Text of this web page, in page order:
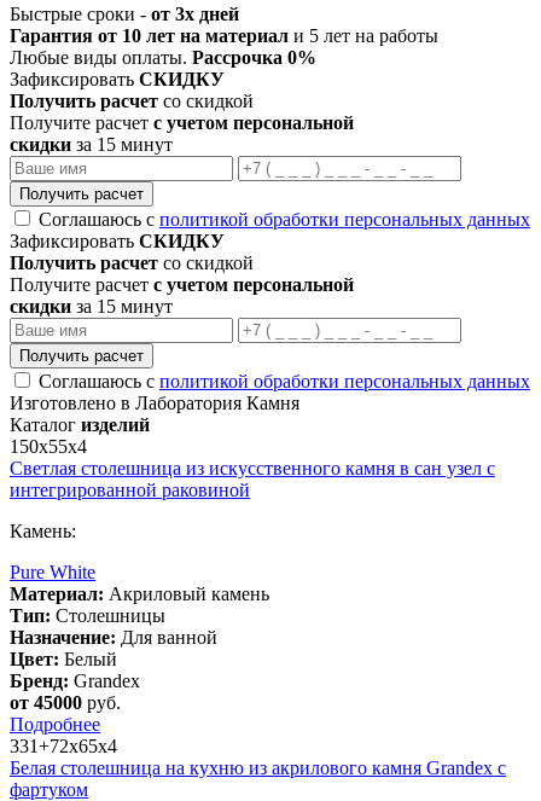
Быстрые сроки - от 3х дней
Гарантия от 10 лет на материал и 5 лет на работы
Любые виды оплаты. Рассрочка 0%
Зафиксировать СКИДКУ
Получить расчет со скидкой
Получите расчет с учетом персональной
скидки за 15 минут
Получить расчет
Соглашаюсь с политикой обработки персональных данных
Зафиксировать СКИДКУ
Получить расчет со скидкой
Получите расчет с учетом персональной
скидки за 15 минут
Получить расчет
Соглашаюсь с политикой обработки персональных данных
Изготовлено в Лаборатория Камня
Каталог изделий
150х55х4
Светлая столешница из искусственного камня в сан узел с
интегрированной раковиной
Камень:
Pure White
Материал: Акриловый камень
Тип: Столешницы
Назначение: Для ванной
Цвет: Белый
Бренд: Grandex
от 45000 руб.
Подробнее
331+72х65х4
Белая столешница на кухню из акрилового камня Grandex с
фартуком